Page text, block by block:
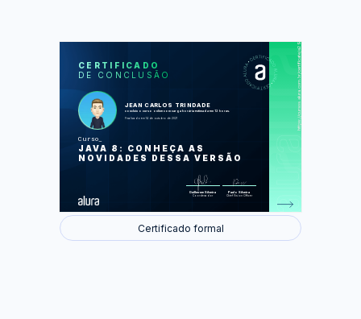
CERTIFICADO
DE CONCLUSÃO
JEAN CARLOS TRINDADE
concluiu o curso online com carga horária estimada em 12 horas.
Finalizado em 14 de outubro de 2021
Curso
JAVA 8: CONHEÇA AS
NOVIDADES DESSA VERSÃO
Guilherme Silveira
Coordenador
Paulo Silveira
Chief Vision Officer
https://cursos.alura.com.br/certificate/a2978ba7-ad01-45a0-83d3-75fd081fc1ee
LAS
Default Methods
Que venham os lambdas!
Streams: trabalhando melhor com
Foram feitas 38 de 38 atividades.
Certificado formal